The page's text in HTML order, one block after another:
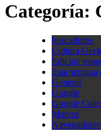
Categoría:
buscadores
Cultura Geek
Edicion
Esta
General
Google
Google
Marcas
Navegadores